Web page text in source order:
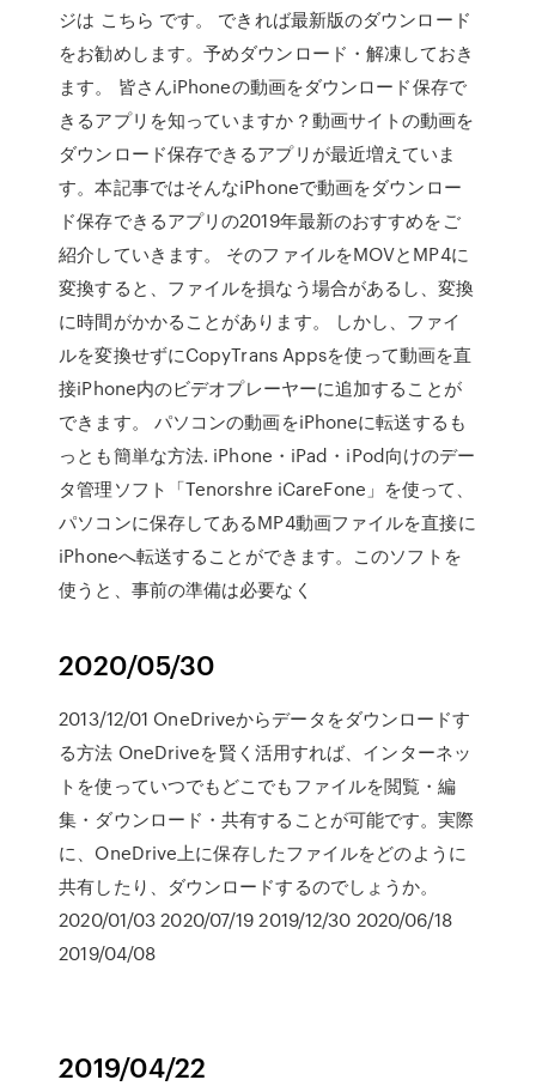
ジは こちら です。 できれば最新版のダウンロード
をお勧めします。予めダウンロード・解凍しておき
ます。 皆さんiPhoneの動画をダウンロード保存で
きるアプリを知っていますか？動画サイトの動画を
ダウンロード保存できるアプリが最近増えていま
す。本記事ではそんなiPhoneで動画をダウンロー
ド保存できるアプリの2019年最新のおすすめをご
紹介していきます。 そのファイルをMOVとMP4に
変換すると、ファイルを損なう場合があるし、変換
に時間がかかることがあります。 しかし、ファイ
ルを変換せずにCopyTrans Appsを使って動画を直
接iPhone内のビデオプレーヤーに追加することが
できます。 パソコンの動画をiPhoneに転送するも
っとも簡単な方法. iPhone・iPad・iPod向けのデー
タ管理ソフト「Tenorshre iCareFone」を使って、
パソコンに保存してあるMP4動画ファイルを直接に
iPhoneへ転送することができます。このソフトを
使うと、事前の準備は必要なく
2020/05/30
2013/12/01 OneDriveからデータをダウンロードす
る方法 OneDriveを賢く活用すれば、インターネッ
トを使っていつでもどこでもファイルを閲覧・編
集・ダウンロード・共有することが可能です。実際
に、OneDrive上に保存したファイルをどのように
共有したり、ダウンロードするのでしょうか。
2020/01/03 2020/07/19 2019/12/30 2020/06/18
2019/04/08
2019/04/22